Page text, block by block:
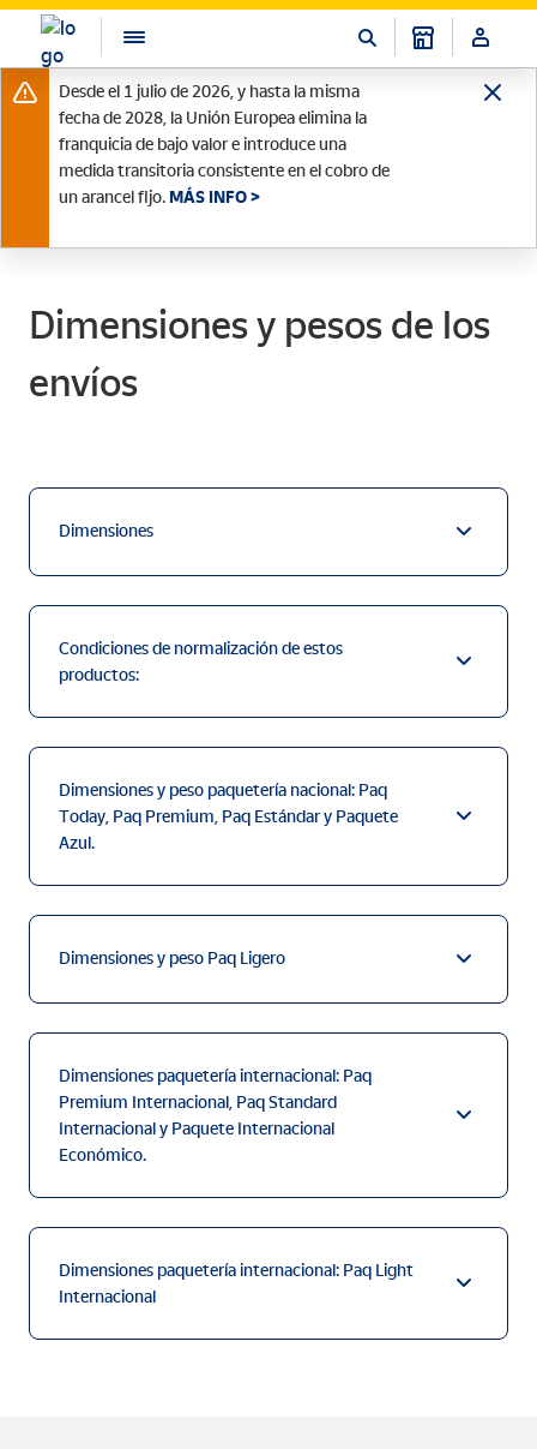
Desde el 1 julio de 2026, y hasta la misma
fecha de 2028, la Unión Europea elimina la
franquicia de bajo valor e introduce una
medida transitoria consistente en el cobro de
un arancel fijo. MÁS INFO >
Dimensiones y pesos de los
envíos
Dimensiones
Condiciones de normalización de estos
productos:
Dimensiones y peso paquetería nacional: Paq
Today, Paq Premium, Paq Estándar y Paquete
Azul.
Dimensiones y peso Paq Ligero
Dimensiones paquetería internacional: Paq
Premium Internacional, Paq Standard
Internacional y Paquete Internacional
Económico.
Dimensiones paquetería internacional: Paq Light
Internacional